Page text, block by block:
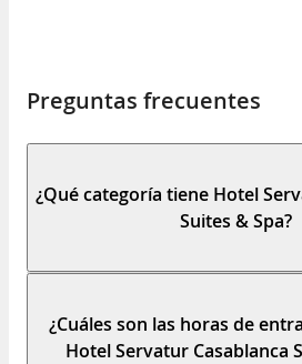
Preguntas frecuentes
¿Qué categoría tiene Hotel
Suites & Spa?
¿Cuáles son las horas de
Hotel Servatur Casablanca